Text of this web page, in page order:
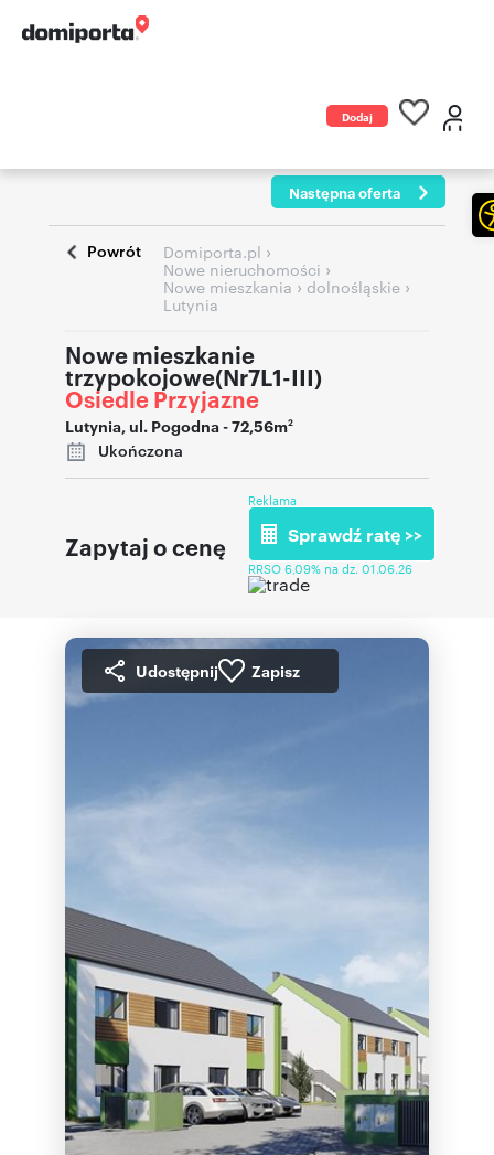
Dodaj
Następna oferta
Powrót Domiporta.pl ›
Nowe nieruchomości ›
Nowe mieszkania › dolnośląskie ›
Lutynia
Nowe mieszkanie
trzypokojowe(Nr7L1-III)
Osiedle Przyjazne
Lutynia, ul. Pogodna- 72,56m2
Ukończona
Zapytaj o cenę
Reklama
Sprawdź ratę >>
RRSO 6,09% na dz. 01.06.26
Udostępnij Zapisz